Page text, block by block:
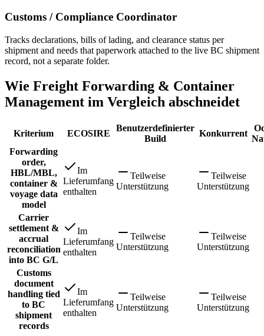
Customs / Compliance Coordinator
Tracks declarations, bills of lading, and clearance status per
shipment and needs that paperwork attached to the live BC shipment
record, not a separate folder.
Wie Freight Forwarding & Container
Management im Vergleich abschneidet
Kriterium ECOSIRE
Benutzerdefinierter
Build
Konkurrent
Forwarding
order,
HBL/MBL,
container &
voyage data
model
Im
Lieferumfang
enthalten
Teilweise
Unterstützung
Teilweise
Unterstützung
Carrier
settlement &
accrual
reconciliation
into BC G/L
Im
Lieferumfang
enthalten
Teilweise
Unterstützung
Teilweise
Unterstützung
Customs
document
handling tied
to BC
shipment
records
Im
Lieferumfang
enthalten
Teilweise
Unterstützung
Teilweise
Unterstützung